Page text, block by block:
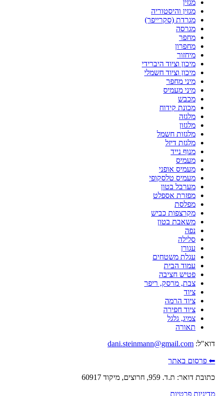
מגזין
מגזין והיסטוריה
מגרדת (סקרייפר)
מגרסה
מחפר
מחפרון
מיחזור
מיכון וציוד היברידי
מיכון וציוד חשמלי
מיני מחפר
מיני מעמיס
מכבש
מכונת קידוח
מלגזה
מלגזון
מלגזות חשמל
מלגזת דיזל
מנוף נייד
מעמיס
מעמיס אופני
מעמיס טלסקופי
מערבל בטון
מפזרת אספלט
מפלסת
מקרצפות כביש
משאבת בטון
נפה
סלילה
עגורן
עגלת משטחים
עמוד הבית
פטיש חציבה
צבת, מרסק, ריפר
ציוד
ציוד הרמה
ציוד חפירה
צמיג, גלגל
תאורה
דוא"ל: dani.steinmann@gmail.com
⬅ פרסום באתר
כתובת דואר: ת.ד. 959, חרוצים, מיקוד 60917
מדיניות פרטיות